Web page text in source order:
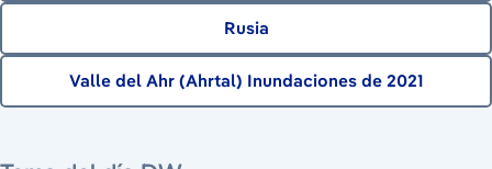
Rusia
Valle del Ahr (Ahrtal) Inundaciones de 2021
9 de agosto de 2026